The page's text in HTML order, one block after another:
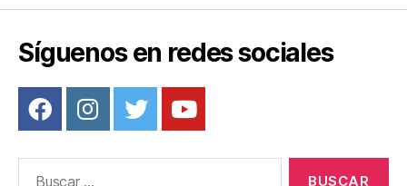
Síguenos en redes sociales